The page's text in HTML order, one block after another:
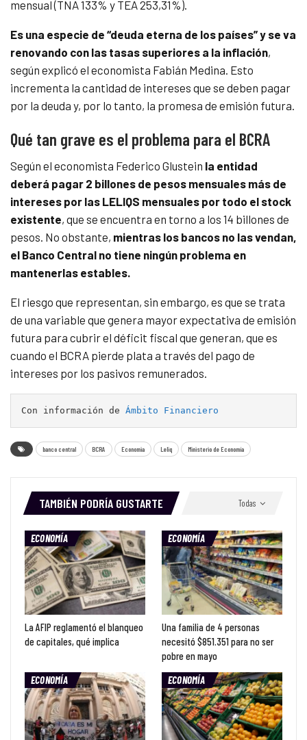
mensual (TNA 133% y TEA 253,31%).
Es una especie de “deuda eterna de los países” y se va
renovando con las tasas superiores a la inflación,
según explicó el economista Fabián Medina. Esto
incrementa la cantidad de intereses que se deben pagar
por la deuda y, por lo tanto, la promesa de emisión futura.
Qué tan grave es el problema para el BCRA
Según el economista Federico Glustein la entidad
deberá pagar 2 billones de pesos mensuales más de
intereses por las LELIQS mensuales por todo el stock
existente, que se encuentra en torno a los 14 billones de
pesos. No obstante, mientras los bancos no las vendan,
el Banco Central no tiene ningún problema en
mantenerlas estables.
El riesgo que representan, sin embargo, es que se trata
de una variable que genera mayor expectativa de emisión
futura para cubrir el déficit fiscal que generan, que es
cuando el BCRA pierde plata a través del pago de
intereses por los pasivos remunerados.
Con información de Ámbito Financiero
banco central BCRA Economia Leliq Ministerio de Economía
Todas
TAMBIÉN PODRÍA GUSTARTE
ECONOMÍA
La AFIP reglamentó el blanqueo
de capitales, qué implica
ECONOMÍA
Una familia de 4 personas
necesitó $851.351 para no ser
pobre en mayo
ECONOMÍA
ECONOMÍA